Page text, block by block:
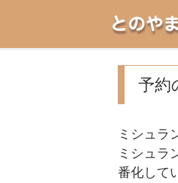
とのや
予約
ミシュラ
ミシュラ
番化して